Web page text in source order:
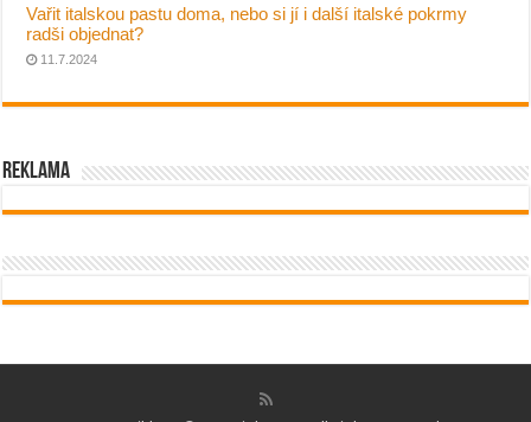
Vařit italskou pastu doma, nebo si jí i další italské pokrmy
radši objednat?
11.7.2024
Reklama